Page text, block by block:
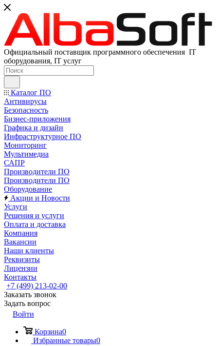
Официальный поставщик программного обеспечения IT
оборудования, IT услуг
Каталог ПО
Антивирусы
Безопасность
Бизнес-приложения
Графика и дизайн
Инфраструктурное ПО
Мониторинг
Мультимедиа
САПР
Производители ПО
Производители ПО
Оборудование
Акции и Новости
Услуги
Решения и услуги
Оплата и доставка
Компания
Вакансии
Наши клиенты
Реквизиты
Лицензии
Контакты
+7 (499) 213-02-00
Заказать звонок
Задать вопрос
Войти
Корзина0
Избранные товары0